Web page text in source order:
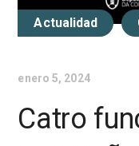
Actualidad
enero 5, 2024
Catro